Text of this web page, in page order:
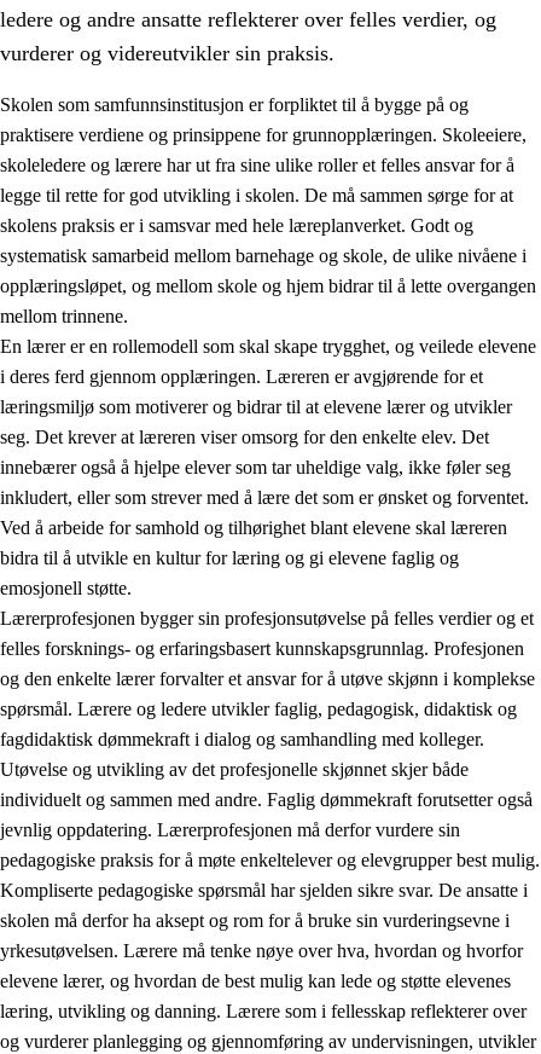
3. Prinsipper for skolens praksis
Et inkluderende læringsmiljø
3.2 Undervisning og tilpasset opplæring
3.3 Samarbeid mellom hjem og skole
3.4 Opplæring i lærebedrift og arbeidsliv
3.5 Profesjonsfellesskap og skoleutvikling
ledere og andre ansatte reflekterer over felles verdier, og
vurderer og videreutvikler sin praksis.
Skolen som samfunnsinstitusjon er forpliktet til å bygge på og
praktisere verdiene og prinsippene for grunnopplæringen. Skoleeiere,
skoleledere og lærere har ut fra sine ulike roller et felles ansvar for å
legge til rette for god utvikling i skolen. De må sammen sørge for at
skolens praksis er i samsvar med hele læreplanverket. Godt og
systematisk samarbeid mellom barnehage og skole, de ulike nivåene i
opplæringsløpet, og mellom skole og hjem bidrar til å lette overgangen
mellom trinnene.
En lærer er en rollemodell som skal skape trygghet, og veilede elevene
i deres ferd gjennom opplæringen. Læreren er avgjørende for et
læringsmiljø som motiverer og bidrar til at elevene lærer og utvikler
seg. Det krever at læreren viser omsorg for den enkelte elev. Det
innebærer også å hjelpe elever som tar uheldige valg, ikke føler seg
inkludert, eller som strever med å lære det som er ønsket og forventet.
Ved å arbeide for samhold og tilhørighet blant elevene skal læreren
bidra til å utvikle en kultur for læring og gi elevene faglig og
emosjonell støtte.
Lærerprofesjonen bygger sin profesjonsutøvelse på felles verdier og et
felles forsknings- og erfaringsbasert kunnskapsgrunnlag. Profesjonen
og den enkelte lærer forvalter et ansvar for å utøve skjønn i komplekse
spørsmål. Lærere og ledere utvikler faglig, pedagogisk, didaktisk og
fagdidaktisk dømmekraft i dialog og samhandling med kolleger.
Utøvelse og utvikling av det profesjonelle skjønnet skjer både
individuelt og sammen med andre. Faglig dømmekraft forutsetter også
jevnlig oppdatering. Lærerprofesjonen må derfor vurdere sin
pedagogiske praksis for å møte enkeltelever og elevgrupper best mulig.
Kompliserte pedagogiske spørsmål har sjelden sikre svar. De ansatte i
skolen må derfor ha aksept og rom for å bruke sin vurderingsevne i
yrkesutøvelsen. Lærere må tenke nøye over hva, hvordan og hvorfor
elevene lærer, og hvordan de best mulig kan lede og støtte elevenes
læring, utvikling og danning. Lærere som i fellesskap reflekterer over
og vurderer planlegging og gjennomføring av undervisningen, utvikler